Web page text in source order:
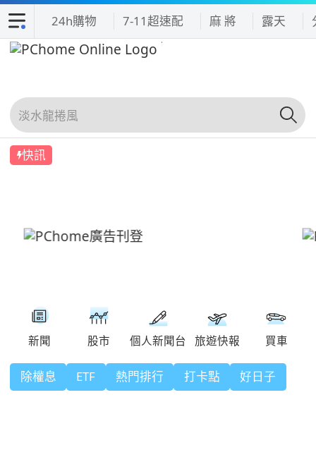
24h購物 7-11超速配 麻 將 露天
快訊
除權息 ETF 熱門排行 打卡點 好日子